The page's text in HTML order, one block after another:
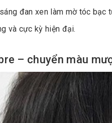
đan xen làm mờ tóc bạc
và cực kỳ hiện đại.
– chuyển màu